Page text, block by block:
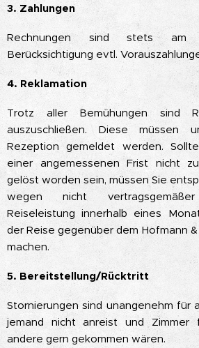
3. Zahlungen
Rechnungen sind stets am
Berücksichtigung evtl.
4. Reklamation
Trotz aller Bemühungen sind
auszuschließen. Diese müssen
Rezeption gemeldet werden.
einer angemessenen Frist nicht
gelöst worden sein, müssen Sie
wegen nicht
Reiseleistung innerhalb eines
der Reise gegenüber dem Hofmann
machen.
5. Bereitstellung/Rücktritt
Stornierungen sind unangenehm für
jemand nicht anreist und Zimmer
andere gern gekommen wären.